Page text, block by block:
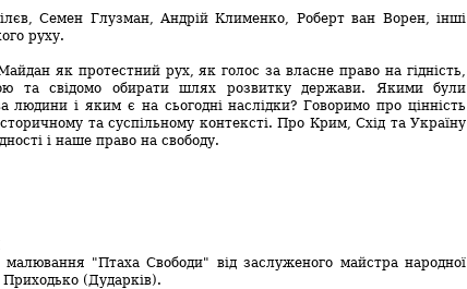
Семен Глузман, Андрій Клименко, Роберт ван Ворен, інші
руху.
як протестний рух, як голос за власне право на гідність,
та свідомо обирати шлях розвитку держави. Якими були
людини і яким є на сьогодні наслідки? Говоримо про цінність
та суспільному контексті. Про Крим, Схід та Україну
і наше право на свободу.
"Птаха Свободи" від заслуженого майстра народної
Приходько (Дударків).